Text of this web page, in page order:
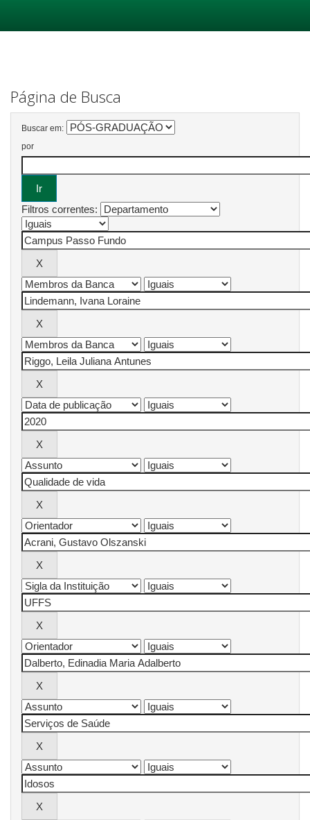
Página de Busca
Buscar em:
por
Filtros correntes: